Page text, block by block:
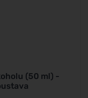
(50 ml) -